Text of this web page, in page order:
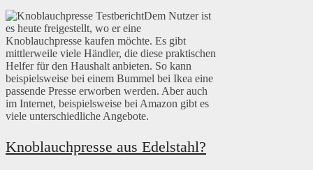
Dem Nutzer ist
es heute freigestellt, wo er eine
Knoblauchpresse kaufen möchte. Es gibt
mittlerweile viele Händler, die diese praktischen
Helfer für den Haushalt anbieten. So kann
beispielsweise bei einem Bummel bei Ikea eine
passende Presse erworben werden. Aber auch
im Internet, beispielsweise bei Amazon gibt es
viele unterschiedliche Angebote.
Knoblauchpresse aus Edelstahl?